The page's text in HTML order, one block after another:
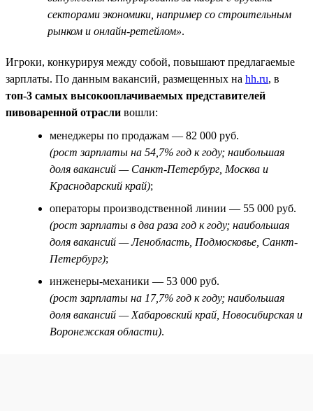
секторами экономики, например со строительным
рынком и онлайн-ретейлом».
Игроки, конкурируя между собой, повышают предлагаемые
зарплаты. По данным вакансий, размещенных на hh.ru, в
топ-3 самых высокооплачиваемых представителей
пивоваренной отрасли вошли:
менеджеры по продажам — 82 000 руб.
(рост зарплаты на 54,7% год к году; наибольшая
доля вакансий — Санкт-Петербург, Москва и
Краснодарский край);
операторы производственной линии — 55 000 руб.
(рост зарплаты в два раза год к году; наибольшая
доля вакансий — Ленобласть, Подмосковье, Санкт-
Петербург);
инженеры-механики — 53 000 руб.
(рост зарплаты на 17,7% год к году; наибольшая
доля вакансий — Хабаровский край, Новосибирская и
Воронежская области).